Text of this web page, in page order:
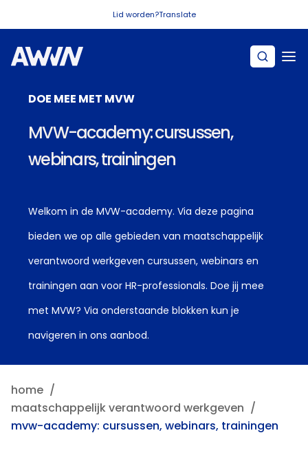
Lid worden?Translate
DOE MEE MET MVW
MVW-academy: cursussen,
webinars, trainingen
Welkom in de MVW-academy. Via deze pagina
bieden we op alle gebieden van maatschappelijk
verantwoord werkgeven cursussen, webinars en
trainingen aan voor HR-professionals. Doe jij mee
met MVW? Via onderstaande blokken kun je
navigeren in ons aanbod.
home
maatschappelijk verantwoord werkgeven
mvw-academy: cursussen, webinars, trainingen